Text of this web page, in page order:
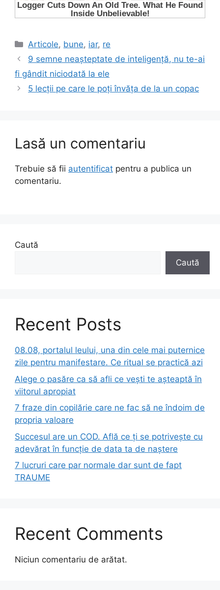
Categorii
Articole, bune, iar, re
9 semne neașteptate de inteligență, nu te-ai
fi gândit niciodată la ele
5 lecții pe care le poți învăța de la un copac
Lasă un comentariu
Trebuie să fii autentificat pentru a publica un
comentariu.
Caută
Caută
Recent Posts
08.08, portalul leului, una din cele mai puternice
zile pentru manifestare. Ce ritual se practică azi
Alege o pasăre ca să afli ce vești te așteaptă în
viitorul apropiat
7 fraze din copilărie care ne fac să ne îndoim de
propria valoare
Succesul are un COD. Află ce ți se potrivește cu
adevărat în funcție de data ta de naștere
7 lucruri care par normale dar sunt de fapt
TRAUME
Recent Comments
Niciun comentariu de arătat.